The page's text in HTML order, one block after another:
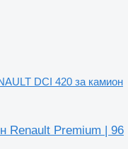
DCI 420 за камион
Renault Premium | 96